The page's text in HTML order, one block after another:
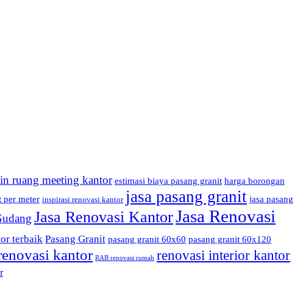
ruang meeting kantor estimasi biaya pasang granit harga borongan
per meter inspirasi renovasi kantor jasa pasang granit jasa pasang
Jasa Renovasi KantorJasa Renovasi
terbaik Pasang Granit pasang granit 60x60 pasang granit 60x120
kantor RAB renovasi rumah renovasi interior kantor